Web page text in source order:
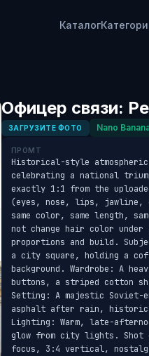
Каталог
Офицер связи:
ЗАГРУЗИТЕ ФОТО Nano
ПРОМТ
Historical-style
celebrating a national
exactly 1:1 from the
(eyes, nose, lips, jawline,
same color, same length,
not change hair color
proportions and build.
a city square, holding a
background. Wardrobe: A
buttons, a striped cotton
Setting: A majestic Soviet-
asphalt after rain,
Lighting: Warm, late-
glow from city lights. Shot
focus, 3:4 vertical,